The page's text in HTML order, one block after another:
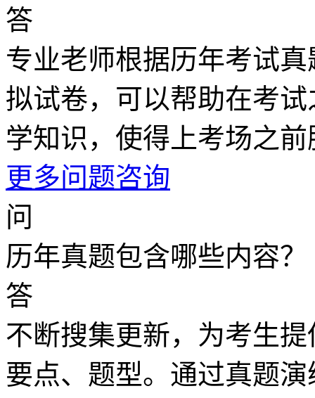
答
专业老师根据历年考试
拟试卷，可以帮助在考
学知识，使得上考场之
更多问题咨询
问
历年真题包含哪些内容？
答
不断搜集更新，为考生
要点、题型。通过真题